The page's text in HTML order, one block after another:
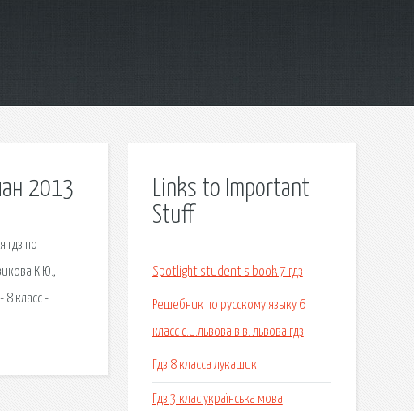
2013
гдз по
К.Ю.,
8 класс -
Links to Important
Stuff
Spotlight student s book 7 гдз
Решебник по русскому языку 6
класс с.и.львова в.в. львова гдз
Гдз 8 класса лукашик
Гдз 3 клас українська мова